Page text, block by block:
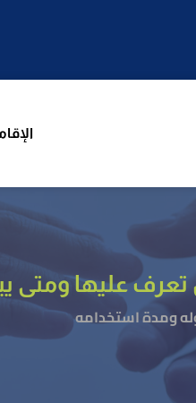
عليها ومتى
ومدة استخدامه